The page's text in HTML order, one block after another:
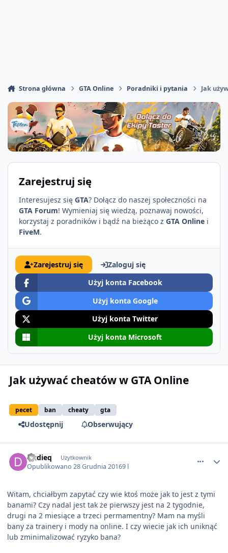
Strona główna GTA Online Poradniki i pytania Jak
Zarejestruj się
Interesujesz się GTA? Dołącz do naszej społeczności na
GTA Forum! Wymieniaj się wiedzą, poznawaj nowości,
korzystaj z poradników i bądź na bieżąco z GTA Online i
FiveM.
Zarejestruj się
Zaloguj się
Użyj konta Facebook
Użyj konta Google
Użyj konta Twitter
Użyj konta Microsoft
Jak używać cheatów w GTA Online
pecet ban cheaty gta
Udostępnij Obserwujący
Dudieq Użytkownik
Opublikowano28 Grudnia 20169 l
Witam, chciałbym zapytać czy wie ktoś może jak to jest z tymi
banami? Czy nadal jest tak że pierwszy jest na 2 tygodnie,
drugi na 2 miesiące a trzeci permamentny? Mam na myśli
bany za trainery i mody na online. I czy wiecie jak ich uniknąć
lub zminimalizować ryzyko bana?